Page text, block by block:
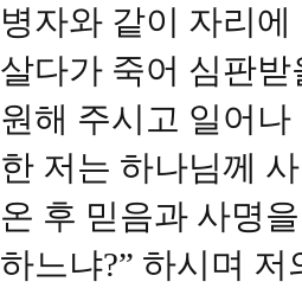
병자와 같이 자리
살다가 죽어 심판
원해 주시고 일어
한 저는 하나님께
온 후 믿음과 사명
하느냐?” 하시며